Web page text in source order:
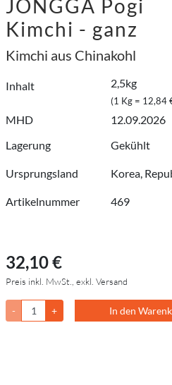
JONGGA Pogi
Kimchi - ganz
Kimchi aus Chinakohl
Inhalt 2,5kg
(1 Kg = 12,84
MHD
12.09.2026
Lagerung
Gekühlt
Ursprungsland Korea,
Artikelnummer 469
32,10 €
Preis inkl. MwSt., exkl. Versand
- + In den